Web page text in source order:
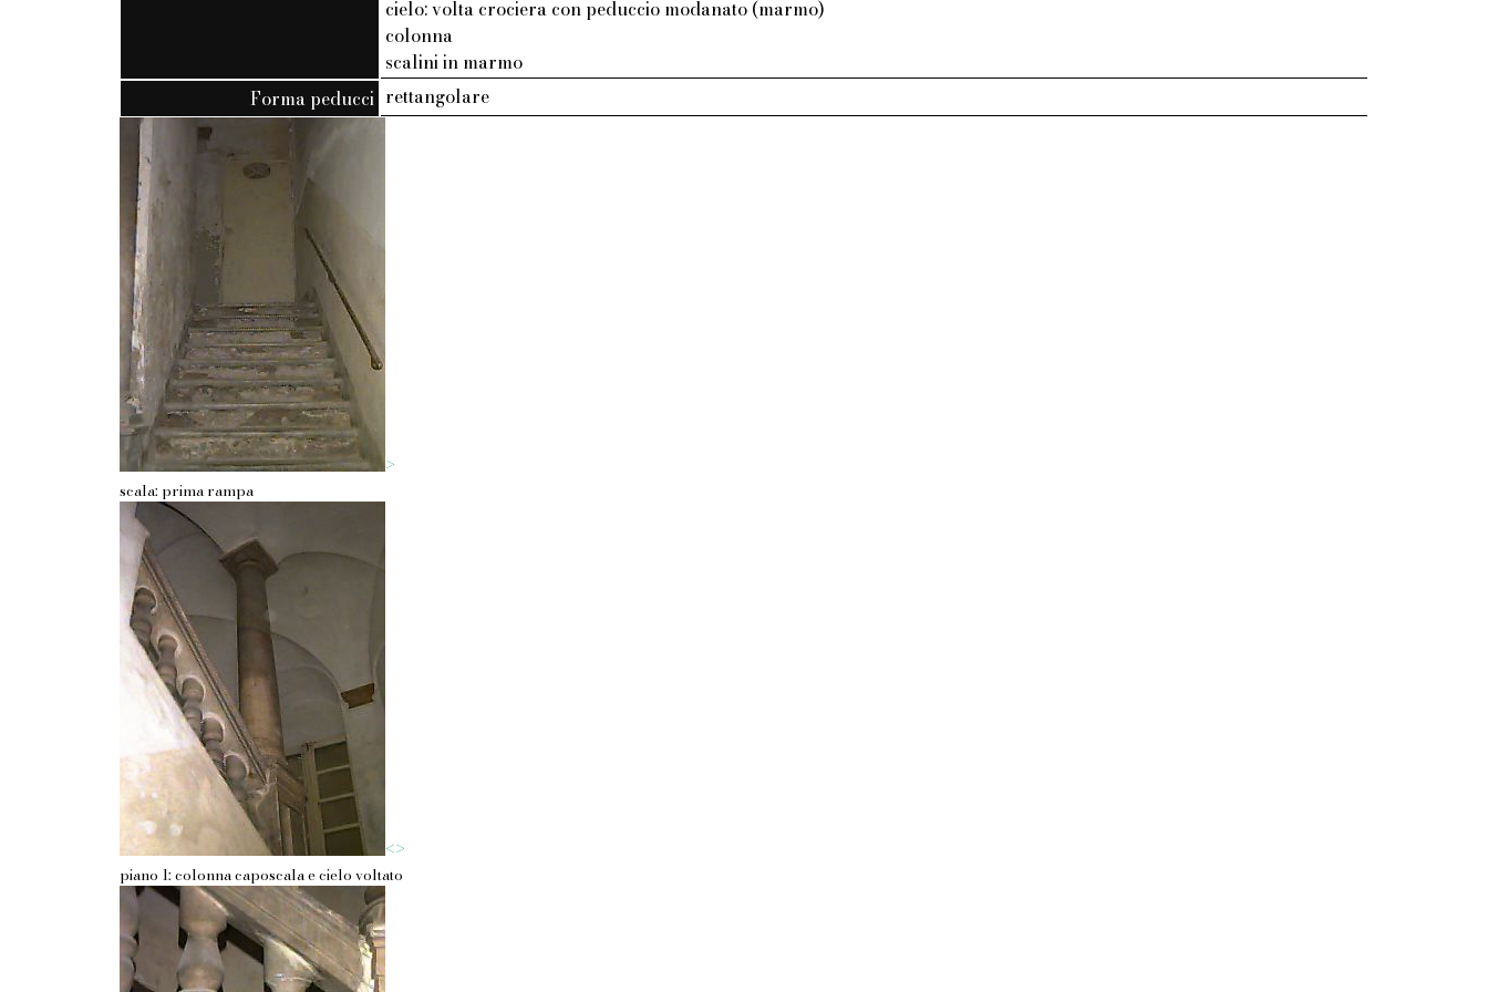
cielo: volta crociera con peduccio modanato (marmo)
colonna
scalini in marmo
Forma peducci rettangolare
>
scala: prima rampa
<>
piano 1: colonna caposcala e cielo voltato